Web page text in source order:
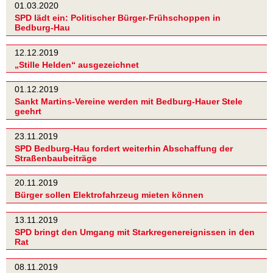
01.03.2020
SPD lädt ein: Politischer Bürger-Frühschoppen in
Bedburg-Hau
12.12.2019
„Stille Helden“ ausgezeichnet
01.12.2019
Sankt Martins-Vereine werden mit Bedburg-Hauer Stele
geehrt
23.11.2019
SPD Bedburg-Hau fordert weiterhin Abschaffung der
Straßenbaubeiträge
20.11.2019
Bürger sollen Elektrofahrzeug mieten können
13.11.2019
SPD bringt den Umgang mit Starkregenereignissen in den
Rat
08.11.2019